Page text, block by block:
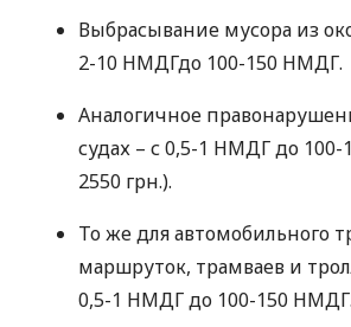
Выбрасывание мусора из
2-10 НМДГдо 100-150 НМДГ.
Аналогичное
судах – с 0,5-1 НМДГдо 100-
2550 грн.).
То же для автомобильного
маршруток, трамваев и
0,5-1 НМДГдо 100-150 НМДГ.